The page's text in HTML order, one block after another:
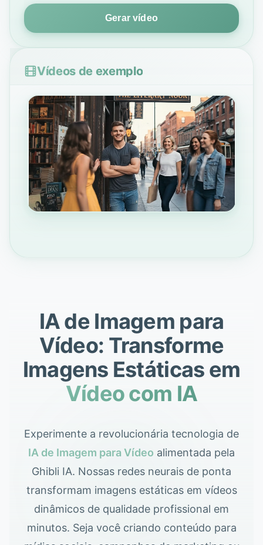
Gerar vídeo
Vídeos de exemplo
IA de Imagem para
Vídeo: Transforme
Imagens Estáticas em
Vídeo com IA
Experimente a revolucionária tecnologia de
IA de Imagem para Vídeo alimentada pela
Ghibli IA. Nossas redes neurais de ponta
transformam imagens estáticas em vídeos
dinâmicos de qualidade profissional em
minutos. Seja você criando conteúdo para